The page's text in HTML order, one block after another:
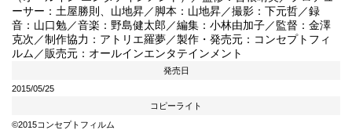
ーサー：土屋勝則、山地昇／脚本：山地昇／撮影：下元哲／録
音：山口勉／音楽：野島健太郎／編集：小林由加子／監督：金澤
克次／制作協力：アトリエ羅夢／製作・発売元：コンセプトフィ
ルム／販売元：オールインエンタテインメント
発売日
2015/05/25
コピーライト
©2015コンセプトフィルム